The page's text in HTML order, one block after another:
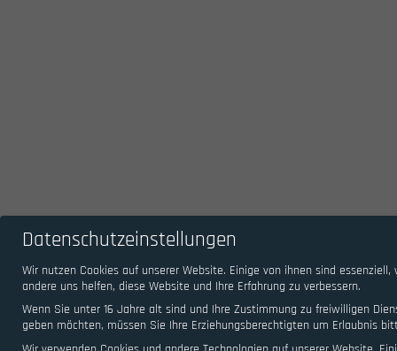
Datenschutzeinstellungen
Wir nutzen Cookies auf unserer Website. Einige von ihnen sind essenziell,
andere uns helfen, diese Website und Ihre Erfahrung zu verbessern.
Wenn Sie unter 16 Jahre alt sind und Ihre Zustimmung zu freiwilligen
geben möchten, müssen Sie Ihre Erziehungsberechtigten um Erlaubnis